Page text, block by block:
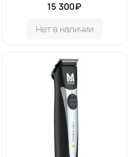
15 300₽
Нет в наличии